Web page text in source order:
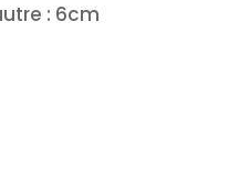
: 6cm